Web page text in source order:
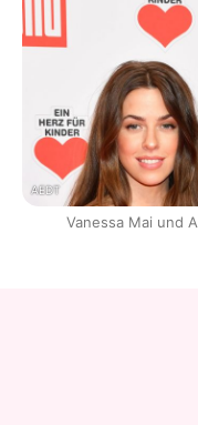
AEDT
Vanessa Mai und